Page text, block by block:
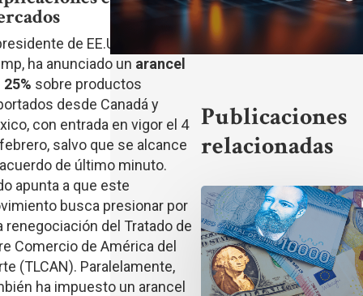
de EE.UU., Donald
ha anunciado un arancel
sobre productos
desde Canadá y
con entrada en vigor el 4
salvo que se alcance
de último minuto.
apunta a que este
busca presionar por
renegociación del Tratado de
Comercio de América del
(TLCAN). Paralelamente,
ha impuesto un arancel
Publicaciones
relacionadas
Perspectivas
Financieras:
Decisiones
clave
de
Política
Monetaria